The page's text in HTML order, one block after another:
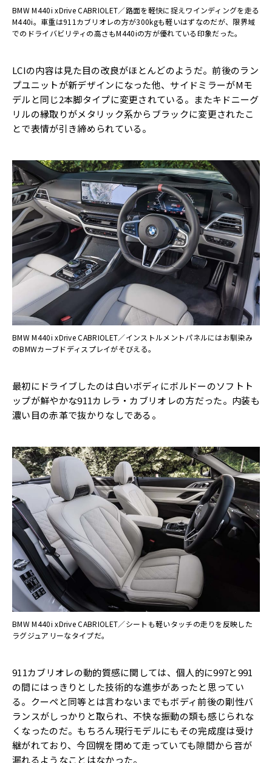
BMW M440i xDrive CABRIOLET／路面を軽快に捉えワインディングを走る
M440i。車重は911カブリオレの方が300kgも軽いはずなのだが、限界域
でのドライバビリティの高さもM440iの方が優れている印象だった。
LCIの内容は見た目の改良がほとんどのようだ。前後のラン
プユニットが新デザインになった他、サイドミラーがMモ
デルと同じ2本脚タイプに変更されている。またキドニーグ
リルの縁取りがメタリック系からブラックに変更されたこ
とで表情が引き締められている。
BMW M440i xDrive CABRIOLET／インストルメントパネルにはお馴染み
のBMWカーブドディスプレイがそびえる。
最初にドライブしたのは白いボディにボルドーのソフトト
ップが鮮やかな911カレラ・カブリオレの方だった。内装も
濃い目の赤革で抜かりなしである。
BMW M440i xDrive CABRIOLET／シートも軽いタッチの走りを反映した
ラグジュアリーなタイプだ。
911カブリオレの動的質感に関しては、個人的に997と991
の間にはっきりとした技術的な進歩があったと思ってい
る。クーペと同等とは言わないまでもボディ前後の剛性バ
ランスがしっかりと取られ、不快な振動の類も感じられな
くなったのだ。もちろん現行モデルにもその完成度は受け
継がれており、今回幌を閉めて走っていても隙間から音が
漏れるようなことはなかった。